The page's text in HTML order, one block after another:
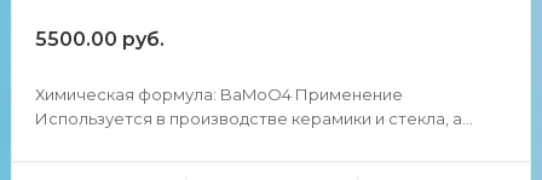
5500.00 руб.
Химическая формула: BaMoO4 Применение
Используется в производстве керамики и стекла, а